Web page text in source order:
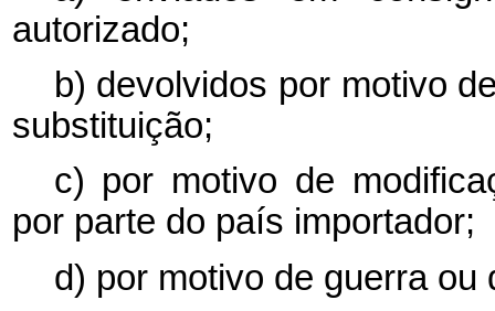
autorizado;
b) devolvidos por motivo
substituição;
c) por motivo de
por parte do país importador;
d) por motivo de guerra ou